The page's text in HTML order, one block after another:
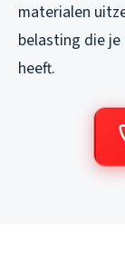
materialen
belasting die
heeft.